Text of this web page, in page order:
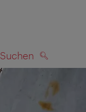
Suchen